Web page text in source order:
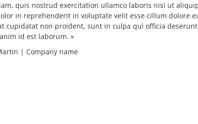
quis nostrud exercitation ullamco laboris nisi ut
in reprehenderit in voluptate velit esse cillum dolore
cupidatat non proident, sunt in culpa qui officia deserunt
id est laborum. »
| Company name